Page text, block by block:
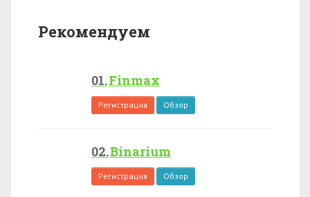
Рекомендуем
Finmax
Регистрация Обзор
Binarium
Регистрация Обзор